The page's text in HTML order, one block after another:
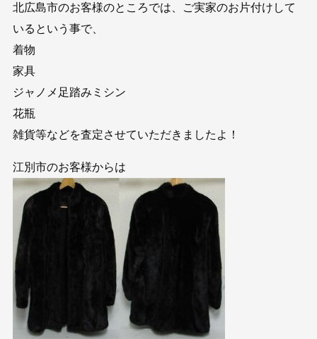
北広島市のお客様のところでは、ご実家のお片付けして
いるという事で、
着物
家具
ジャノメ足踏みミシン
花瓶
雑貨等などを査定させていただきましたよ！
江別市のお客様からは